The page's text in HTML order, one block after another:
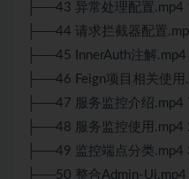
├──43 异常处理配置.mp4
├──44 请求拦截器配置
├──45 InnerAuth注解
├──46 Feign项目相关使
├──47 服务监控介绍.mp4
├──48 服务监控使用.mp4
├──49 监控端点分类.mp4
├──50 整合Admin-Ui.mp4